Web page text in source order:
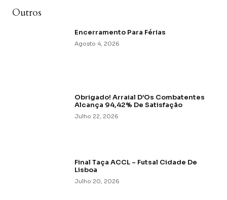
Outros
Encerramento Para Férias
Agosto 4, 2026
Obrigado! Arraial D’Os Combatentes
Alcança 94,42% De Satisfação
Julho 22, 2026
Final Taça ACCL – Futsal Cidade De
Lisboa
Julho 20, 2026